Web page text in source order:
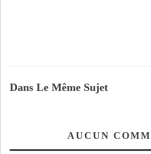
Dans Le Même Sujet
AUCUN